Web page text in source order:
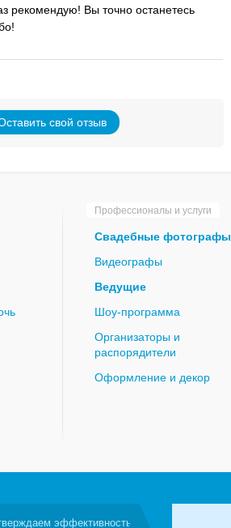
рекомендую! Вы точно останетесь
свой отзыв
Профессионалы и услуги
Свадебные фотографы
Видеографы
Ведущие
Шоу-программа
Организаторы и
распорядители
Оформление и декор
эффективность